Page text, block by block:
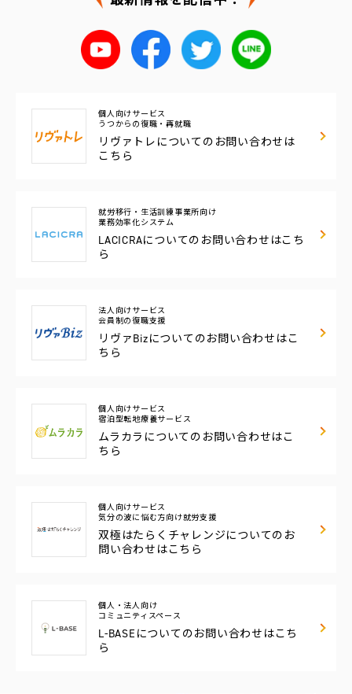
個人向けサービス
うつからの復職・再就職
リヴァトレについての お問い合わせは
こちら
就労移行・生活訓練事業所向け
業務効率化システム
LACICRAについての お問い合わせはこち
ら
法人向けサービス
会員制の復職支援
リヴァBizについてのお問い合わせはこ
ちら
個人向けサービス
宿泊型転地療養サービス
ムラカラについての お問い合わせはこ
ちら
個人向けサービス
気分の波に悩む方向け就労支援
双極はたらくチャレンジについてのお
問い合わせはこちら
個人・法人向け
コミュニティスペース
L-BASEについてのお問い合わせはこち
ら